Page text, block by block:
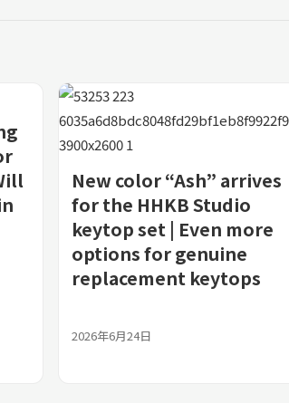
New color “Ash” arrives
for the HHKB Studio
keytop set | Even more
options for genuine
replacement keytops
2026年6月24日